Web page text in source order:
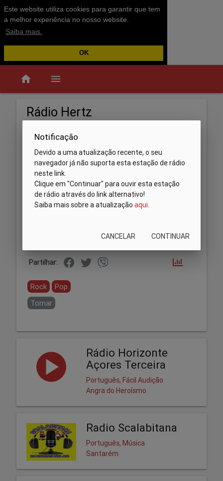
Este website utiliza cookies para garantir que tem
a melhor experiência no nosso website.
Saiba mais.
OK
home menu
Rádio Hertz
Partilhar:
Notificação
Devido a uma atualização recente, o seu
navegador já não suporta esta estação de rádio
neste link.
Clique em "Continuar" para ouvir esta estação
de rádio através do link alternativo!
Saiba mais sobre a atualização aqui.
CANCELAR CONTINUAR
Rock
Pop
Tomar
Rádio Horizonte
Açores Terceira
Português, Fácil Audição
Angra do Heroísmo
Radio Scalabitana
Português, Música
Santarém